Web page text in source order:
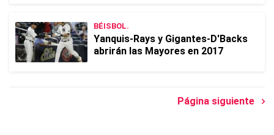
BÉISBOL.
Yanquis-Rays y Gigantes-D'Backs
abrirán las Mayores en 2017
Página siguiente